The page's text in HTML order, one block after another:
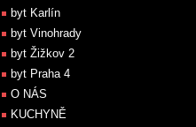
byt Karlín
byt Vinohrady
byt Žižkov 2
byt Praha 4
O NÁS
KUCHYNĚ